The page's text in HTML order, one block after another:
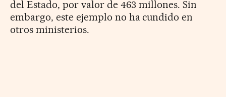
del Estado, por valor de 463 millones. Sin
embargo, este ejemplo no ha cundido en
otros ministerios.